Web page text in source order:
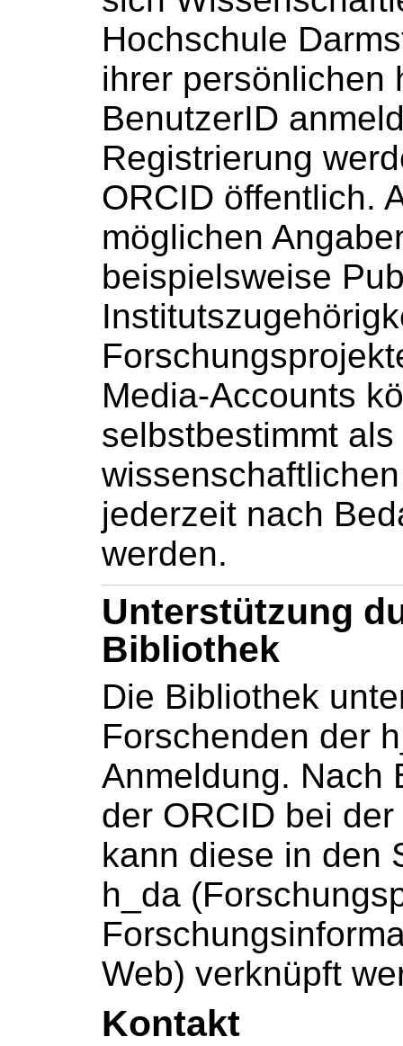
Hochschule
ihrer persönlichen
BenutzerID
Registrierung
ORCID öffentlich.
möglichen
beispielsweise
Media-Accounts
selbstbestimmt
jederzeit nach
werden.
Unterstützung
Bibliothek
Die Bibliothek
Forschenden der
Anmeldung. Nach
der ORCID bei
kann diese in den
h_da
Web) verknüpft
Kontakt